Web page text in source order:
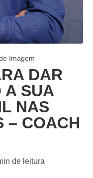
Imagem
DAR
A SUA
NAS
– COACH
de leitura